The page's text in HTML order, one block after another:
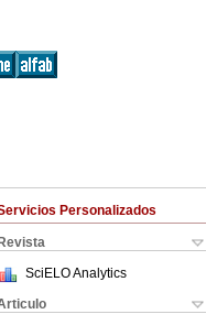
Personalizados
Revista
SciELO Analytics